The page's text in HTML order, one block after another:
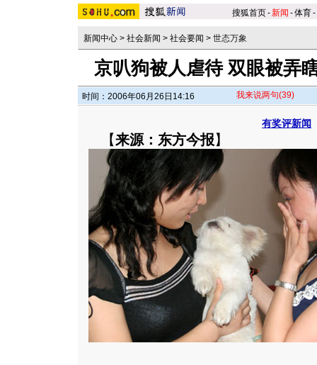
搜狐首页-新闻 -体育-
新闻中心 > 社会新闻 > 社会要闻 > 世态万象
京叭狗被人虐待 双眼被弄
时间：2006年06月26日14:16 我来说两句(39)
有奖评新闻
【来源：东方今报】